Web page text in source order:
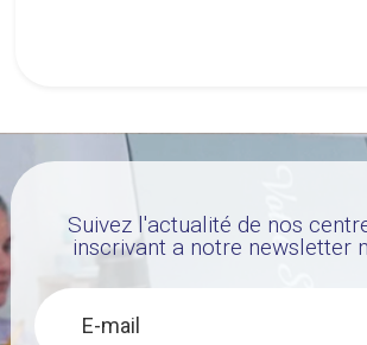
Suivez l'actualité de nos
inscrivant a notre newsletter